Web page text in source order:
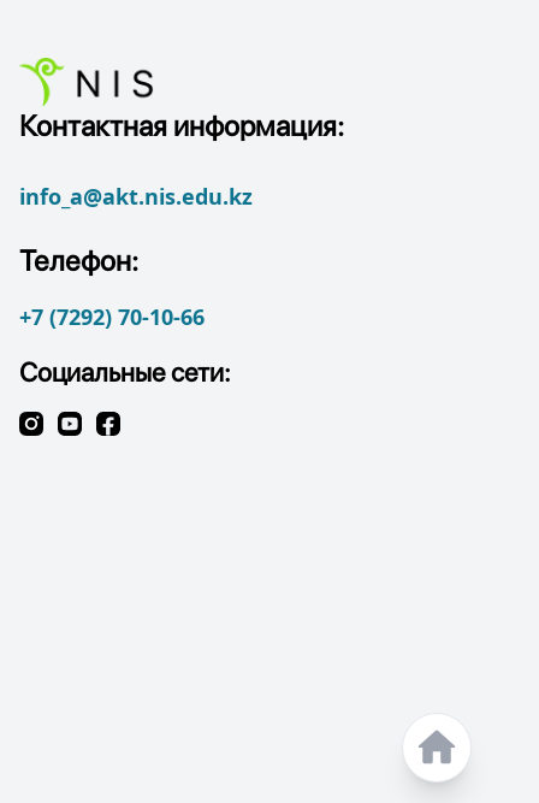
Контактная информация:
info_a@akt.nis.edu.kz
Телефон:
+7 (7292) 70-10-66
Социальные сети: